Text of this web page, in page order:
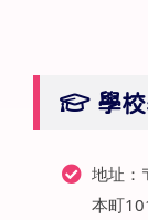
學
地址：
本町